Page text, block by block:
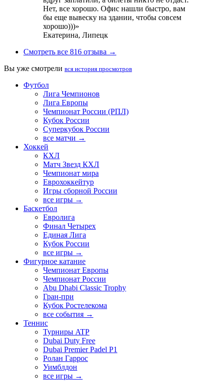
Нет, все хорошо. Офис нашли быстро, вам
бы еще вывеску на здании, чтобы совсем
хорошо)))»
Екатерина, Липецк
Смотреть все 816 отзыва →
Вы уже смотрели вся история просмотров
Футбол
Лига Чемпионов
Лига Европы
Чемпионат России (РПЛ)
Кубок России
Суперкубок России
все матчи →
Хоккей
КХЛ
Матч Звезд КХЛ
Чемпионат мира
Еврохоккейтур
Игры сборной России
все игры →
Баскетбол
Евролига
Финал Четырех
Единая Лига
Кубок России
все игры →
Фигурное катание
Чемпионат Европы
Чемпионат России
Abu Dhabi Classic Trophy
Гран-при
Кубок Ростелекома
все события →
Теннис
Турниры ATP
Dubai Duty Free
Dubai Premier Padel P1
Ролан Гаррос
Уимблдон
все игры →